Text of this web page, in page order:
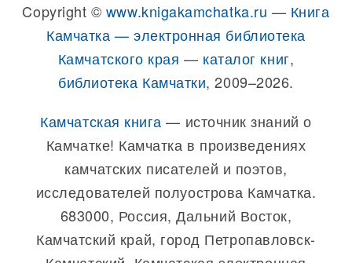
Copyright © www.knigakamchatka.ru — Книга
Камчатка — электронная библиотека
Камчатского края — каталог книг,
библиотека Камчатки, 2009–2026.
Камчатская книга — источник знаний о
Камчатке! Камчатка в произведениях
камчатских писателей и поэтов,
исследователей полуострова Камчатка.
683000, Россия, Дальний Восток,
Камчатский край, город Петропавловск-